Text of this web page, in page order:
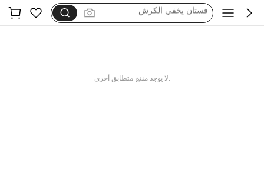
dazy
.لا يوجد منتج متطابق أخرى